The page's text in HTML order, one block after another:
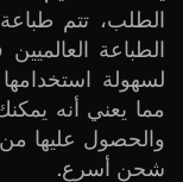
الطلب، تتم
لسهولة
مما يعني أنه
والحصول عليها
شحن أسرع.